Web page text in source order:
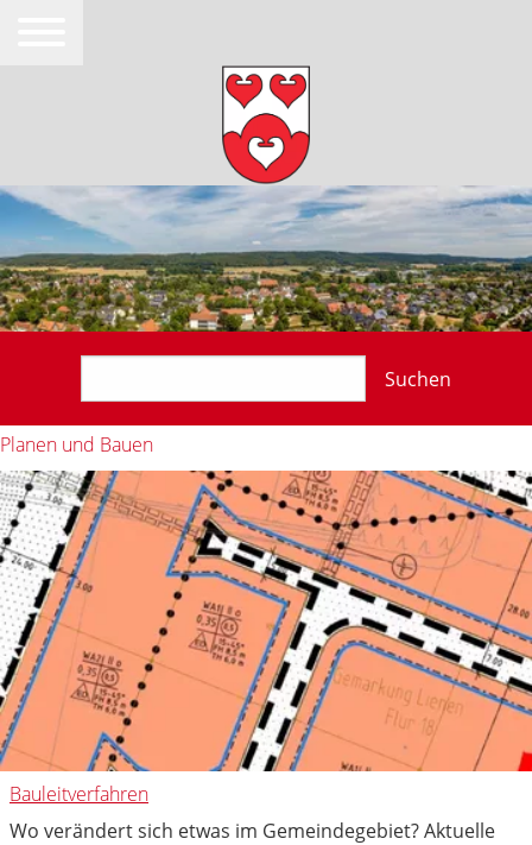
Suchen
Planen und Bauen
Bauleitverfahren
Wo verändert sich etwas im Gemeindegebiet? Aktuelle